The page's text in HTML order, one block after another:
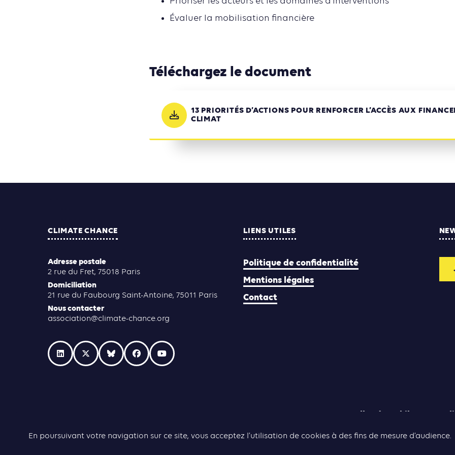
Évaluer la mobilisation financière
Téléchargez le document
13 PRIORITÉS D’ACTIONS POUR RENFORCER L’ACCÈS AUX
CLIMAT
CLIMATE CHANCE
Adresse postale
2 rue du Fret, 75018 Paris
Domiciliation
21 rue du Faubourg Saint-Antoine, 75011 Paris
Nous contacter
association@climate-chance.org
LIENS UTILES
Politique de confidentialité
Mentions légales
Contact
En poursuivant votre navigation sur ce site, vous acceptez l’utilisation de cookies à des fins de mesure d’audience.